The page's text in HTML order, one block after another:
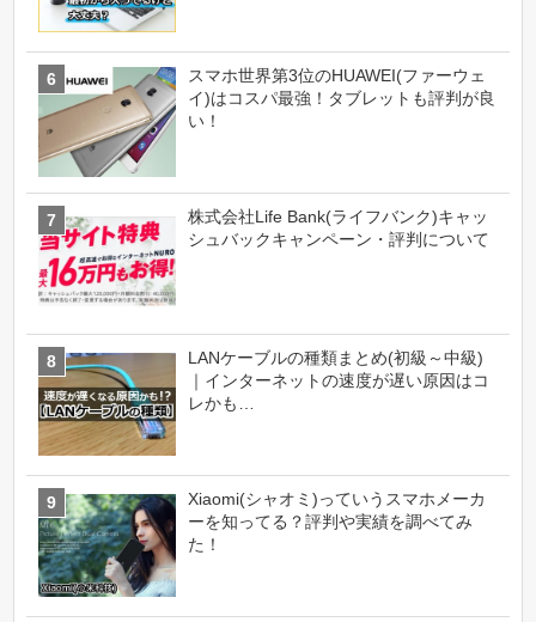
スマホ世界第3位のHUAWEI(ファーウェ
イ)はコスパ最強！タブレットも評判が良
い！
株式会社Life Bank(ライフバンク)キャッ
シュバックキャンペーン・評判について
LANケーブルの種類まとめ(初級～中級)
｜インターネットの速度が遅い原因はコ
レかも…
Xiaomi(シャオミ)っていうスマホメーカ
ーを知ってる？評判や実績を調べてみ
た！